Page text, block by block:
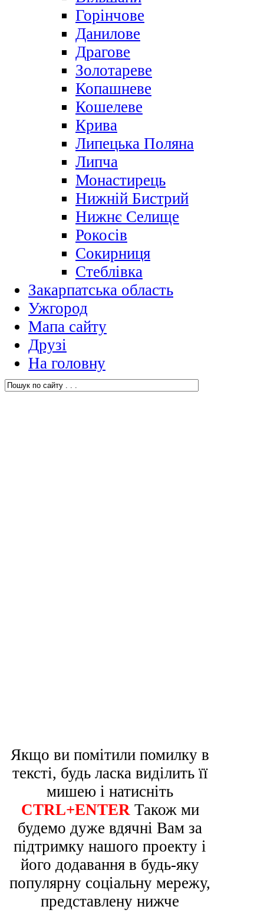
Горінчове
Данилове
Драгове
Золотареве
Копашневе
Кошелеве
Крива
Липецька Поляна
Липча
Монастирець
Нижній Бистрий
Нижнє Селище
Рокосів
Сокирниця
Стеблівка
Закарпатська область
Ужгород
Мапа сайту
Друзі
На головну
Якщо ви помітили помилку в
тексті, будь ласка виділить її
мишею і натисніть
CTRL+ENTER Також ми
будемо дуже вдячні Вам за
підтримку нашого проекту і
його додавання в будь-яку
популярну соціальну мережу,
представлену нижче